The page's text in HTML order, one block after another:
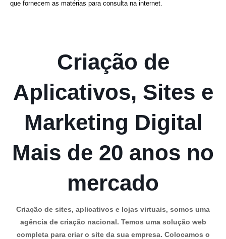
que fornecem as matérias para consulta na internet.
Criação de
Aplicativos, Sites e
Marketing Digital
Mais de 20 anos no
mercado
Criação de sites, aplicativos e lojas virtuais, somos uma
agência de criação nacional. Temos uma solução web
completa para criar o site da sua empresa. Colocamos o